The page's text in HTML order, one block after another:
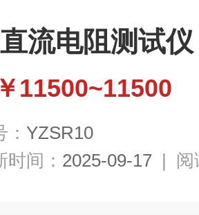
流电阻测试仪
￥11500~11500
YZSR10
时间： 2025-09-17 | 阅